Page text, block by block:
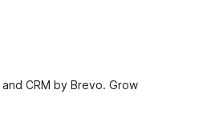
CRM by Brevo. Grow